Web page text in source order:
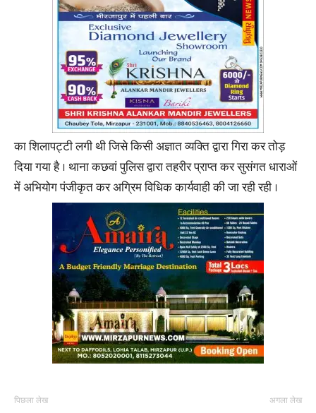
का शिलापट्टी लगी थी जिसे किसी अज्ञात व्यक्ति द्वारा गिरा कर तोड़
दिया गया है । थाना कछवां पुलिस द्वारा तहरीर प्राप्त कर सुसंगत धाराओं
में अभियोग पंजीकृत कर अग्रिम विधिक कार्यवाही की जा रही रही ।
पिछला लेख अगला लेख